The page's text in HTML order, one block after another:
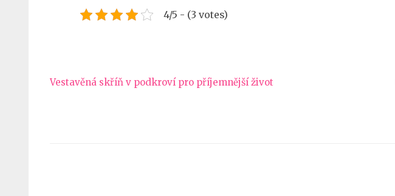
4/5 - (3 votes)
Navigace
Vestavěná skříň v podkroví pro příjemnější život